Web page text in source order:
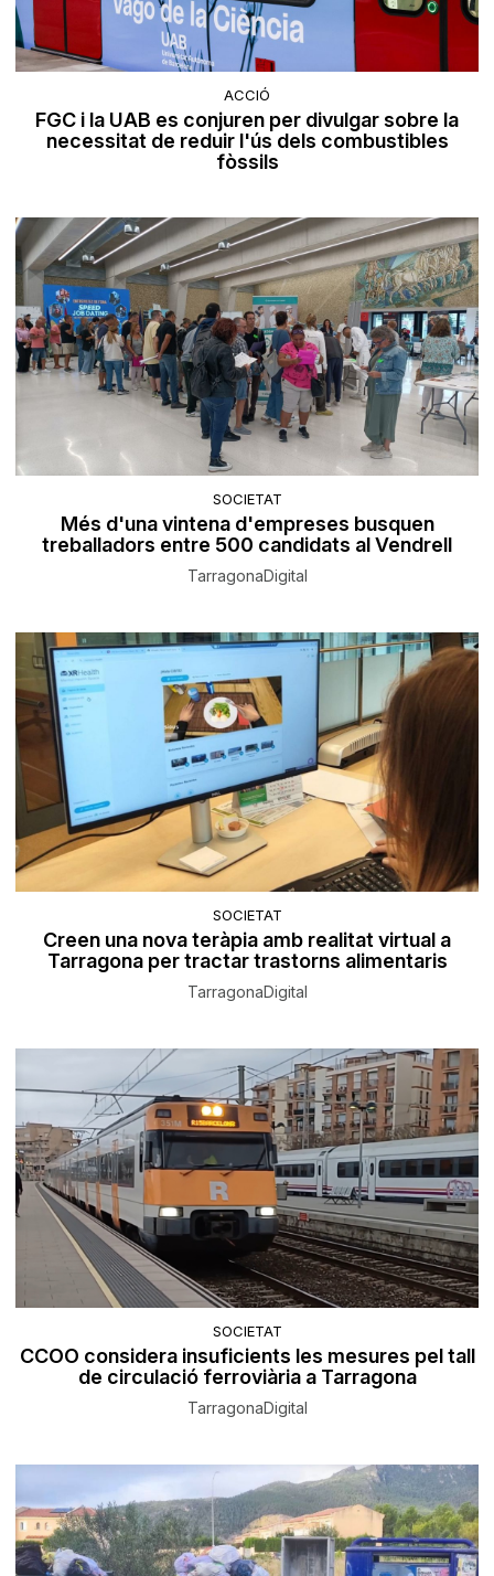
ACCIÓ
FGC i la UAB es conjuren per divulgar sobre la
necessitat de reduir l'ús dels combustibles
fòssils
SOCIETAT
Més d'una vintena d'empreses busquen
treballadors entre 500 candidats al Vendrell
TarragonaDigital
SOCIETAT
Creen una nova teràpia amb realitat virtual a
Tarragona per tractar trastorns alimentaris
TarragonaDigital
SOCIETAT
CCOO considera insuficients les mesures pel tall
de circulació ferroviària a Tarragona
TarragonaDigital